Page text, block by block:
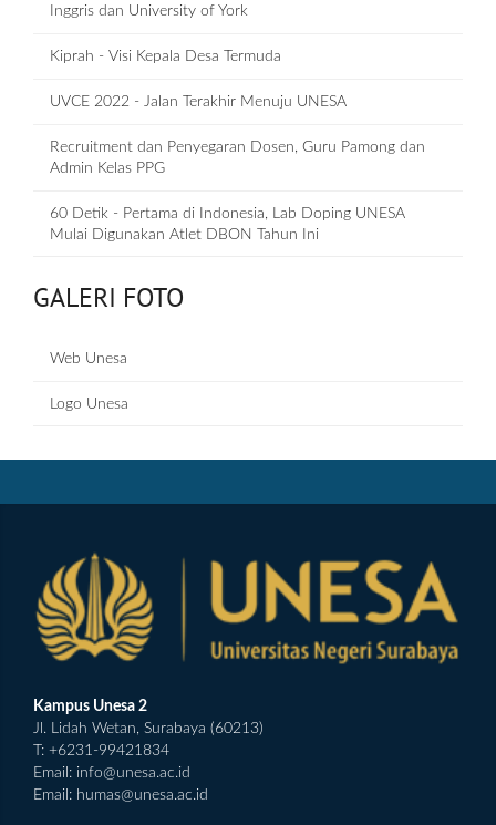
Inggris dan University of York
Kiprah - Visi Kepala Desa Termuda
UVCE 2022 - Jalan Terakhir Menuju UNESA
Recruitment dan Penyegaran Dosen, Guru Pamong dan
Admin Kelas PPG
60 Detik - Pertama di Indonesia, Lab Doping UNESA
Mulai Digunakan Atlet DBON Tahun Ini
GALERI FOTO
Web Unesa
Logo Unesa
Kampus Unesa 2
Jl. Lidah Wetan, Surabaya (60213)
T: +6231-99421834
Email: info@unesa.ac.id
Email: humas@unesa.ac.id